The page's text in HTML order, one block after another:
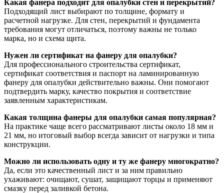
Какая фанера подходит для опалубки стен и перекрытий?
Подходящий лист выбирают по толщине, формату и
расчетной нагрузке. Для стен, перекрытий и фундамента
требования могут отличаться, поэтому важны не только
марка, но и схема щита.
Нужен ли сертификат на фанеру для опалубки?
Для профессионального строительства сертификат,
сертификат соответствия и паспорт на ламинированную
фанеру для опалубки действительно важны. Они помогают
подтвердить марку, качество покрытия и соответствие
заявленным характеристикам.
Какая толщина фанеры для опалубки самая популярная?
На практике чаще всего рассматривают листы около 18 мм и
21 мм, но итоговый выбор всегда зависит от нагрузки и типа
конструкции.
Можно ли использовать одну и ту же фанеру многократно?
Да, если это качественный лист и за ним правильно
ухаживают: очищают, сушат, защищают торцы и применяют
смазку перед заливкой бетона.